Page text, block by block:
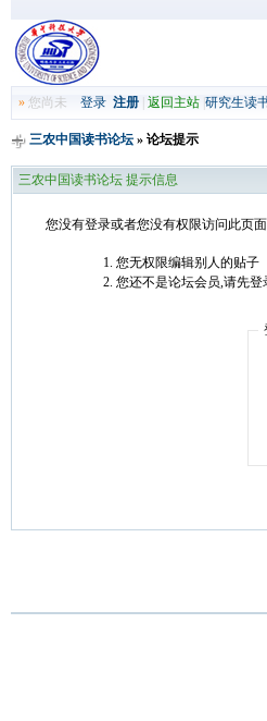
»您尚未 登录 注册| 返回主站| 研究生读
三农中国读书论坛» 论坛提示
三农中国读书论坛 提示信息
您没有登录或者您没有权限访问此页
您无权限编辑别人的贴子
您还不是论坛会员,请先登